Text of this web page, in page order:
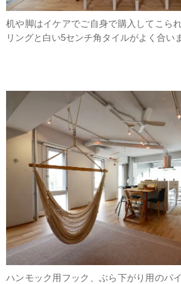
机や脚はイケアでご自身で購入してこら
リングと白い5センチ角タイルがよく合い
ハンモック用フック、ぶら下がり用のパ